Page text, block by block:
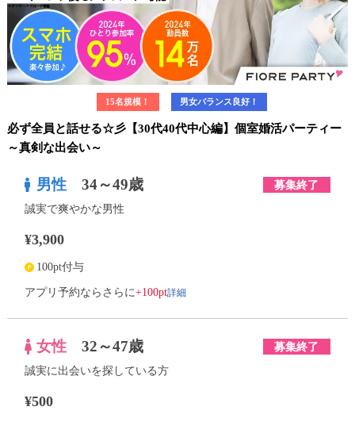
15名規模！ 男女バランス良好！
必ず全員と話せる☆彡【30代40代中心編】個室婚活パーティー
～真剣な出会い～
男性 34～49歳 募集終了
誠実で爽やかな男性
¥3,900
100pt付与
アプリ予約ならさらに+100pt詳細
女性 32～47歳 募集終了
誠実に出会いを探している方
¥500